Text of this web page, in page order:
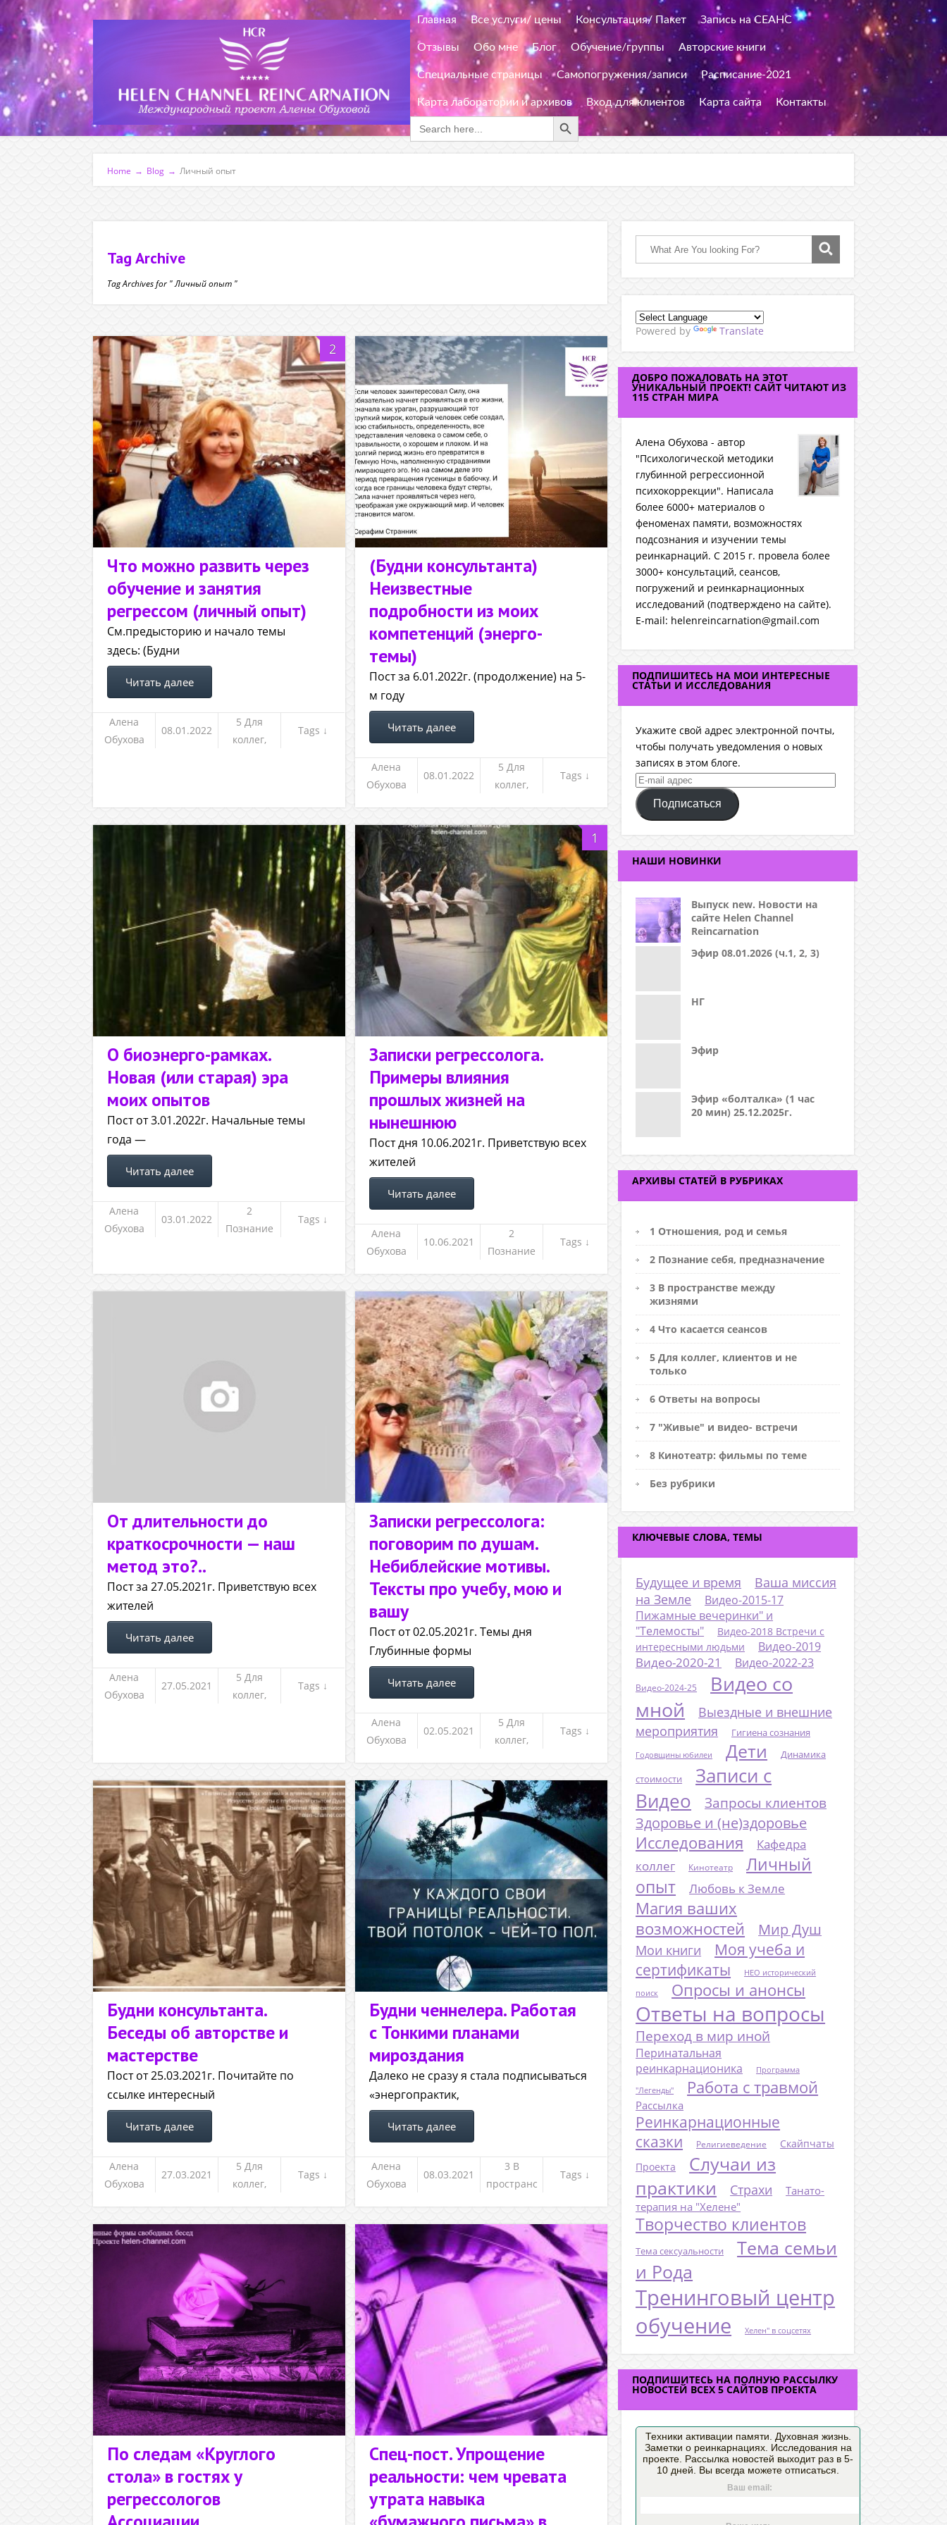
Главная Все услуги/ цены Консультация/ Пакет Запись на СЕАНС
Отзывы Обо мне Блог Обучение/группы Авторские книги
Специальные страницы Самопогружения/записи Расписание-2021
Карта лаборатории и архивов Вход для клиентов Карта сайта
Контакты
for:
Search Button
Home → Blog → Личный опыт
Tag Archive
Tag Archives for " Личный опыт "
2
Что можно развить через
обучение и занятия
регрессом (личный опыт)
См.предысторию и начало темы
здесь: (Будни
Читать далее
Алена
Обухова
08.01.2022
5 Для
коллег,
Tags ↓
(Будни консультанта)
Неизвестные
подробности из моих
компетенций (энерго-
темы)
Пост за 6.01.2022г. (продолжение) на 5-
м году
Читать далее
Алена
Обухова
08.01.2022
5 Для
коллег,
Tags ↓
О биоэнерго-рамках.
Новая (или старая) эра
моих опытов
Пост от 3.01.2022г. Начальные темы
года —
Читать далее
Алена
Обухова
03.01.2022
2
Познание
Tags ↓
1
Записки регрессолога.
Примеры влияния
прошлых жизней на
нынешнюю
Пост дня 10.06.2021г. Приветствую всех
жителей
Читать далее
Алена
Обухова
10.06.2021
2
Познание
чение
Tags ↓
От длительности до
краткосрочности — наш
метод это?..
Пост за 27.05.2021г. Приветствую всех
жителей
Читать далее
Алена
Обухова
27.05.2021
5 Для
коллег,
Tags ↓
Записки регрессолога:
поговорим по душам.
Небиблейские мотивы.
Тексты про учебу, мою и
вашу
Пост от 02.05.2021г. Темы дня
Глубинные формы
Читать далее
Алена
Обухова
02.05.2021
5 Для
коллег,
Tags ↓
Будни консультанта.
Беседы об авторстве и
мастерстве
Пост от 25.03.2021г. Почитайте по
ссылке интересный
Читать далее
Алена
Обухова
27.03.2021
5 Для
коллег,
Tags ↓
Будни ченнелера. Работая
с Тонкими планами
мироздания
Далеко не сразу я стала подписываться
«энергопрактик,
Читать далее
Алена
Обухова
08.03.2021
3 В
пространс
Tags ↓
По следам «Круглого
стола» в гостях у
регрессологов
Спец-пост. Упрощение
реальности: чем чревата
утрата навыка
Powered by Translate
ДОБРО ПОЖАЛОВАТЬ НА ЭТОТ
УНИКАЛЬНЫЙ ПРОЕКТ! САЙТ ЧИТАЮТ ИЗ
115 СТРАН МИРА
Алена Обухова - автор
"Психологической методики
глубинной регрессионной
психокоррекции". Написала
более 6000+ материалов о
феноменах памяти, возможностях
подсознания и изучении темы
реинкарнаций. C 2015 г. провела более
3000+ консультаций, сеансов,
погружений и реинкарнационных
исследований (подтверждено на сайте).
E-mail: helenreincarnation@gmail.com
ПОДПИШИТЕСЬ НА МОИ ИНТЕРЕСНЫЕ
СТАТЬИ И ИССЛЕДОВАНИЯ
Укажите свой адрес электронной почты,
чтобы получать уведомления о новых
записях в этом блоге.
E-
mail
адрес
Подписаться
НАШИ НОВИНКИ
Выпуск new. Новости на
сайте Helen Channel
Reincarnation
Эфир 08.01.2026 (ч.1, 2, 3)
НГ
Эфир
Эфир «болталка» (1 час
20 мин) 25.12.2025г.
АРХИВЫ СТАТЕЙ В РУБРИКАХ
1 Отношения, род и семья
2 Познание себя, предназначение
3 В пространстве между
жизнями
4 Что касается сеансов
5 Для коллег, клиентов и не
только
6 Ответы на вопросы
7 "Живые" и видео- встречи
8 Кинотеатр: фильмы по теме
Без рубрики
КЛЮЧЕВЫЕ СЛОВА, ТЕМЫ
Будущее и время
Ваша миссия
на Земле
Видео-2015-17
Пижамные вечеринки" и
"Телемосты"
Видео-2018 Встречи с
интересными людьми
Видео-2019
Видео-2020-21 Видео-2022-23
Видео-2024-25
Видео со
мной
Выездные и внешние
мероприятия
Гигиена сознания
Годовщины юбилеи Дети
Динамика
стоимости
Записи с
Видео
Запросы клиентов
Здоровье и (не)здоровье
Исследования
Кафедра
коллег
Кинотеатр
Личный
опыт
Любовь к Земле
Магия ваших
возможностей
Мир Душ
Мои книги
Моя учеба и
сертификаты
НЕО исторический
поиск Опросы и анонсы
Ответы на вопросы
Переход в мир иной
Перинатальная
реинкарнационика
Программа
"Легенды"
Работа с травмой
Рассылка
Реинкарнационные
сказки
Религиеведение
Скайпчаты
Проекта
Случаи из
практики
Страхи
Танато-
терапия на "Хелене"
Творчество клиентов
Тема сексуальности
Тема семьи
и Рода
Тренинговый центр
обучение
Хелен" в соцсетях
ПОДПИШИТЕСЬ НА ПОЛНУЮ РАССЫЛКУ
НОВОСТЕЙ ВСЕХ 5 САЙТОВ ПРОЕКТА
Техники активации памяти. Духовная жизнь.
Заметки о реинкарнациях. Исследования на
проекте. Рассылка новостей выходит раз в 5-
10 дней. Вы всегда можете отписаться.
Ваш email: